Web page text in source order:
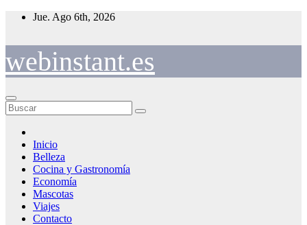
Saltar
Jue. Ago 6th, 2026
webinstant.es
Inicio
Belleza
Cocina y Gastronomía
Economía
Mascotas
Viajes
Contacto